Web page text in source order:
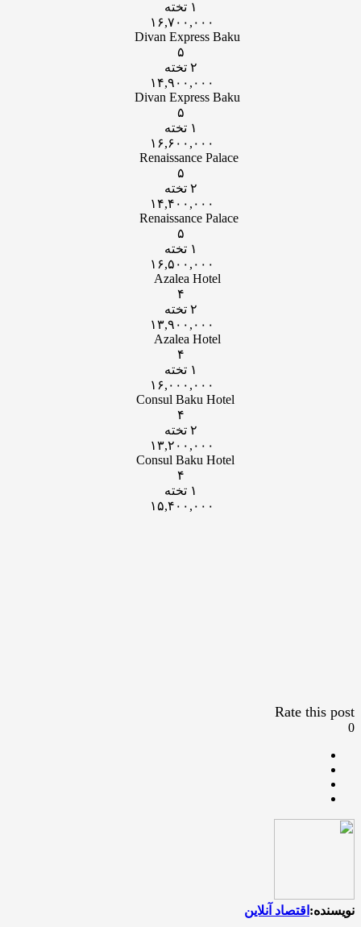
۱ تخته
۱۶,۷۰۰,۰۰۰
Divan Express Baku
۵
۲ تخته
۱۴,۹۰۰,۰۰۰
Divan Express Baku
۵
۱ تخته
۱۶,۶۰۰,۰۰۰
Renaissance Palace
۵
۲ تخته
۱۴,۴۰۰,۰۰۰
Renaissance Palace
۵
۱ تخته
۱۶,۵۰۰,۰۰۰
Azalea Hotel
۴
۲ تخته
۱۳,۹۰۰,۰۰۰
Azalea Hotel
۴
۱ تخته
۱۶,۰۰۰,۰۰۰
Consul Baku Hotel
۴
۲ تخته
۱۳,۲۰۰,۰۰۰
Consul Baku Hotel
۴
۱ تخته
۱۵,۴۰۰,۰۰۰
Rate this post
0
نویسنده: اقتصاد آنلاین